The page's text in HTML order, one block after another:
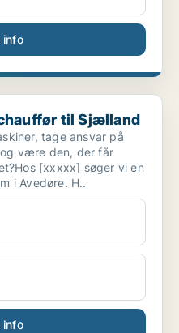
info
Sjælland
til Sjælland
tage ansvar på
være den, der får
[xxxxx] søger vi en
i Avedøre. H..
info